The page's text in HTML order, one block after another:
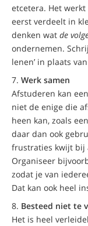
etcetera. Het
eerst verdeelt in
denken wat de
ondernemen.
lenen’ in plaats
Werk samen
Afstuderen kan
niet de enige die
heen kan, zoals
daar dan ook
frustraties kwijt bij
Organiseer
zodat je van
Dat kan ook heel
Besteed niet te
Het is heel